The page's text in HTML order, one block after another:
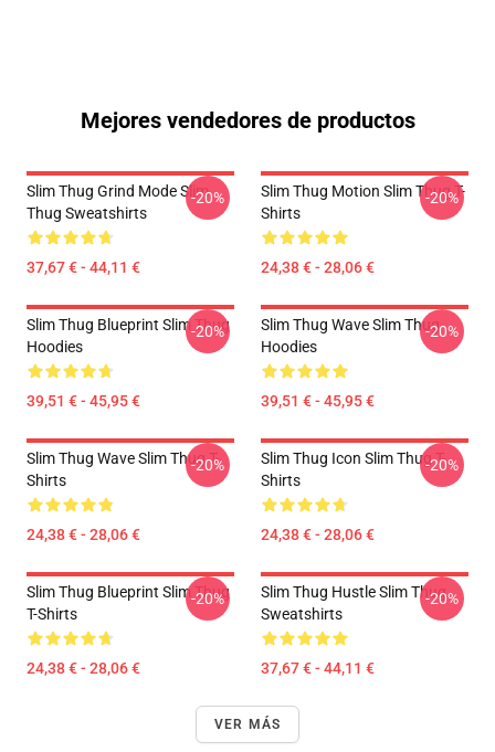
Mejores vendedores de productos
Slim Thug Grind Mode Slim
Thug Sweatshirts
37,67 € - 44,11 €
-20%
Slim Thug Motion Slim Thug T-
Shirts
24,38 € - 28,06 €
-20%
Slim Thug Blueprint Slim Thug
Hoodies
39,51 € - 45,95 €
-20%
Slim Thug Wave Slim Thug
Hoodies
39,51 € - 45,95 €
-20%
Slim Thug Wave Slim Thug T-
Shirts
24,38 € - 28,06 €
-20%
Slim Thug Icon Slim Thug T-
Shirts
24,38 € - 28,06 €
-20%
Slim Thug Blueprint Slim Thug
T-Shirts
24,38 € - 28,06 €
-20%
Slim Thug Hustle Slim Thug
Sweatshirts
37,67 € - 44,11 €
-20%
VER MÁS